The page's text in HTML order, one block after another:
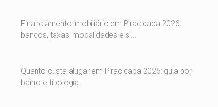
Financiamento imobiliário em Piracicaba 2026:
bancos, taxas, modalidades e si...
Quanto custa alugar em Piracicaba 2026: guia por
bairro e tipologia